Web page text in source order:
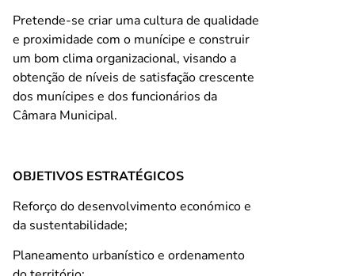
Pretende-se criar uma cultura de qualidade
e proximidade com o munícipe e construir
um bom clima organizacional, visando a
obtenção de níveis de satisfação crescente
dos munícipes e dos funcionários da
Câmara Municipal.
OBJETIVOS ESTRATÉGICOS
Reforço do desenvolvimento económico e
da sustentabilidade;
Planeamento urbanístico e ordenamento